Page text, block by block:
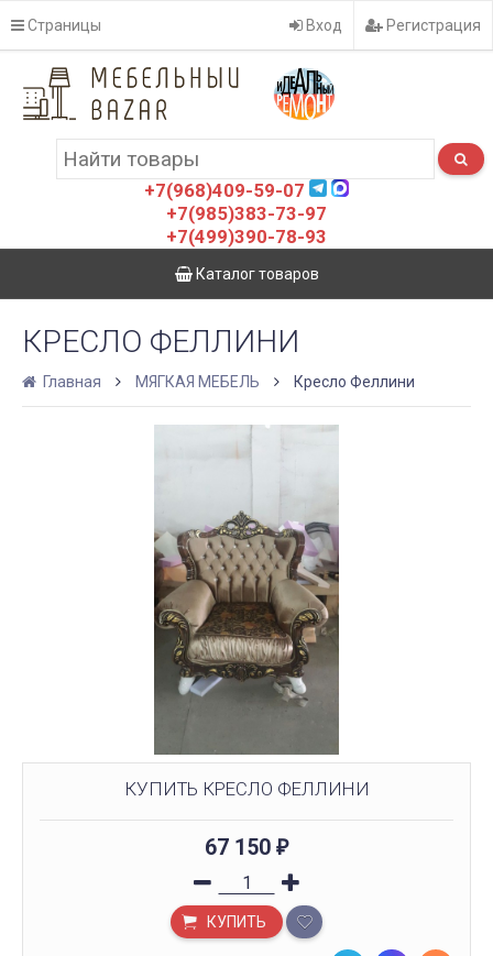
Страницы Вход Регистрация
+7(968)409-59-07
+7(985)383-73-97
+7(499)390-78-93
Каталог товаров
КРЕСЛО ФЕЛЛИНИ
Главная МЯГКАЯ МЕБЕЛЬ Кресло Феллини
КУПИТЬ КРЕСЛО ФЕЛЛИНИ
67 150 ₽
КУПИТЬ